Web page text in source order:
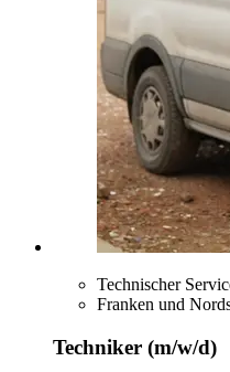
Technischer
Franken und
Techniker (m/w/d)